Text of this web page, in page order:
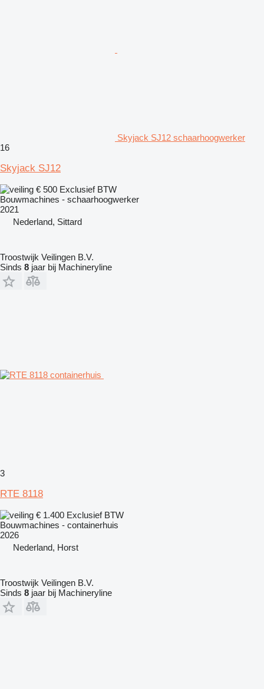
Skyjack SJ12 schaarhoogwerker
16
Skyjack SJ12
€ 500 Exclusief BTW
Bouwmachines - schaarhoogwerker
2021
Nederland, Sittard
Troostwijk Veilingen B.V.
Sinds 8 jaar bij Machineryline
3
RTE 8118
€ 1.400 Exclusief BTW
Bouwmachines - containerhuis
2026
Nederland, Horst
Troostwijk Veilingen B.V.
Sinds 8 jaar bij Machineryline